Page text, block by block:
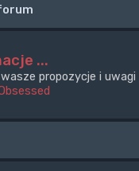
...
propozycje i uwagi